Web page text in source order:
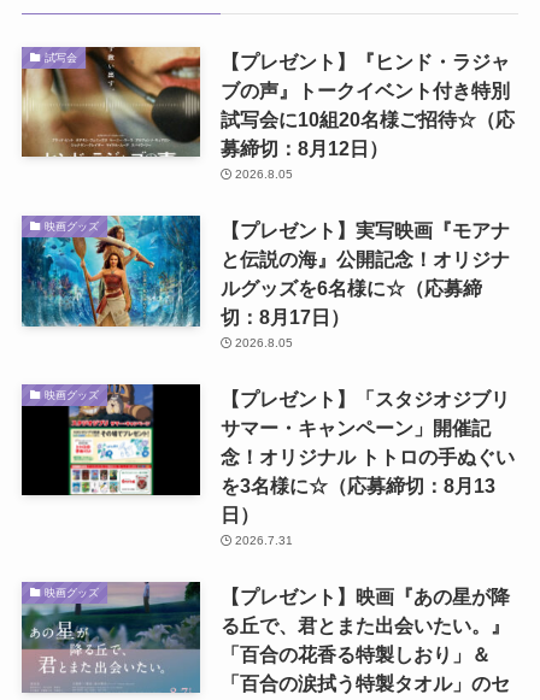
試写会
【プレゼント】『ヒンド・ラジャ
ブの声』トークイベント付き特別
試写会に10組20名様ご招待☆（応
募締切：8月12日）
2026.8.05
映画グッズ
【プレゼント】実写映画『モアナ
と伝説の海』公開記念！オリジナ
ルグッズを6名様に☆（応募締
切：8月17日）
2026.8.05
映画グッズ
【プレゼント】「スタジオジブリ
サマー・キャンペーン」開催記
念！オリジナル トトロの手ぬぐい
を3名様に☆（応募締切：8月13
日）
2026.7.31
映画グッズ
【プレゼント】映画『あの星が降
る丘で、君とまた出会いたい。』
「百合の花香る特製しおり」＆
「百合の涙拭う特製タオル」のセ